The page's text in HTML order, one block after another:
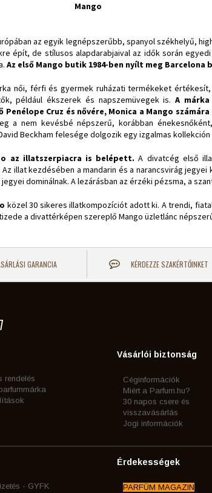
Mango
az egyik legnépszerűbb, spanyol székhelyű,
épít, de stílusos alapdarabjaival az idők során
Az első Mango butik 1984-ben nyílt meg Barcelona
női, férfi és gyermek ruházati termékeket
például ékszerek és napszemüvegek is. A
Penélope Cruz és nővére, Monica a Mango
a nem kevésbé népszerű, korábban
Beckham felesége dolgozik egy izgalmas
az illatszerpiacra is belépett. A divatcég első
Az illat kezdésében a mandarin és a narancsvirág
dominálnak. A lezárásban az érzéki pézsma, a
közel 30 sikeres illatkompozíciót adott ki. A trendi,
a divattérképen szereplő Mango üzletlánc
GARANCIA KÉRDEZZE SZAKÉRTŐINKET
rendelés
Vásárlói biztonság
Céginformációk
Miért a Parfum.hu?
30 napos csere és
visszavásárlás
Jogi információk
- GYFK
Érdekességek
PARFÜM MAGAZIN